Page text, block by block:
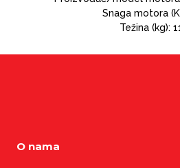
Snaga motora
Težina (kg):
O nama